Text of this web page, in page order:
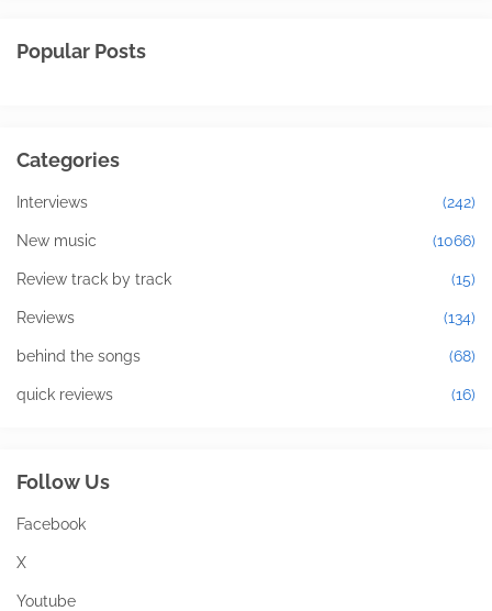
Popular Posts
Categories
Interviews (242)
New music (1066)
Review track by track (15)
Reviews (134)
behind the songs (68)
quick reviews (16)
Follow Us
Facebook
X
Youtube